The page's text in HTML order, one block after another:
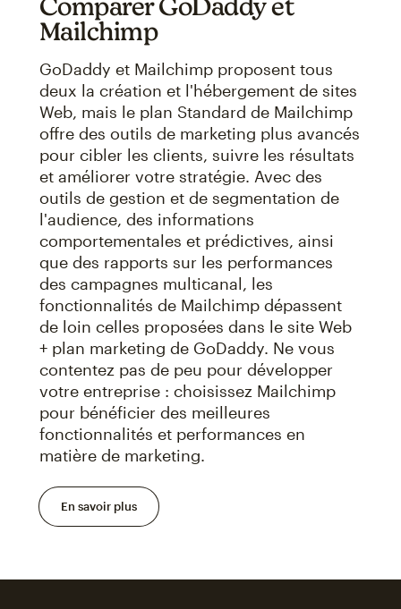
Comparer GoDaddy et
Mailchimp
GoDaddy et Mailchimp proposent tous
deux la création et l'hébergement de sites
Web, mais le plan Standard de Mailchimp
offre des outils de marketing plus avancés
pour cibler les clients, suivre les résultats
et améliorer votre stratégie. Avec des
outils de gestion et de segmentation de
l'audience, des informations
comportementales et prédictives, ainsi
que des rapports sur les performances
des campagnes multicanal, les
fonctionnalités de Mailchimp dépassent
de loin celles proposées dans le site Web
+ plan marketing de GoDaddy. Ne vous
contentez pas de peu pour développer
votre entreprise : choisissez Mailchimp
pour bénéficier des meilleures
fonctionnalités et performances en
matière de marketing.
En savoir plus